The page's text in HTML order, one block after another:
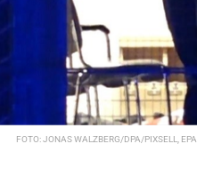
FOTO: JONAS WALZBERG/DPA/PIXSELL, EPA